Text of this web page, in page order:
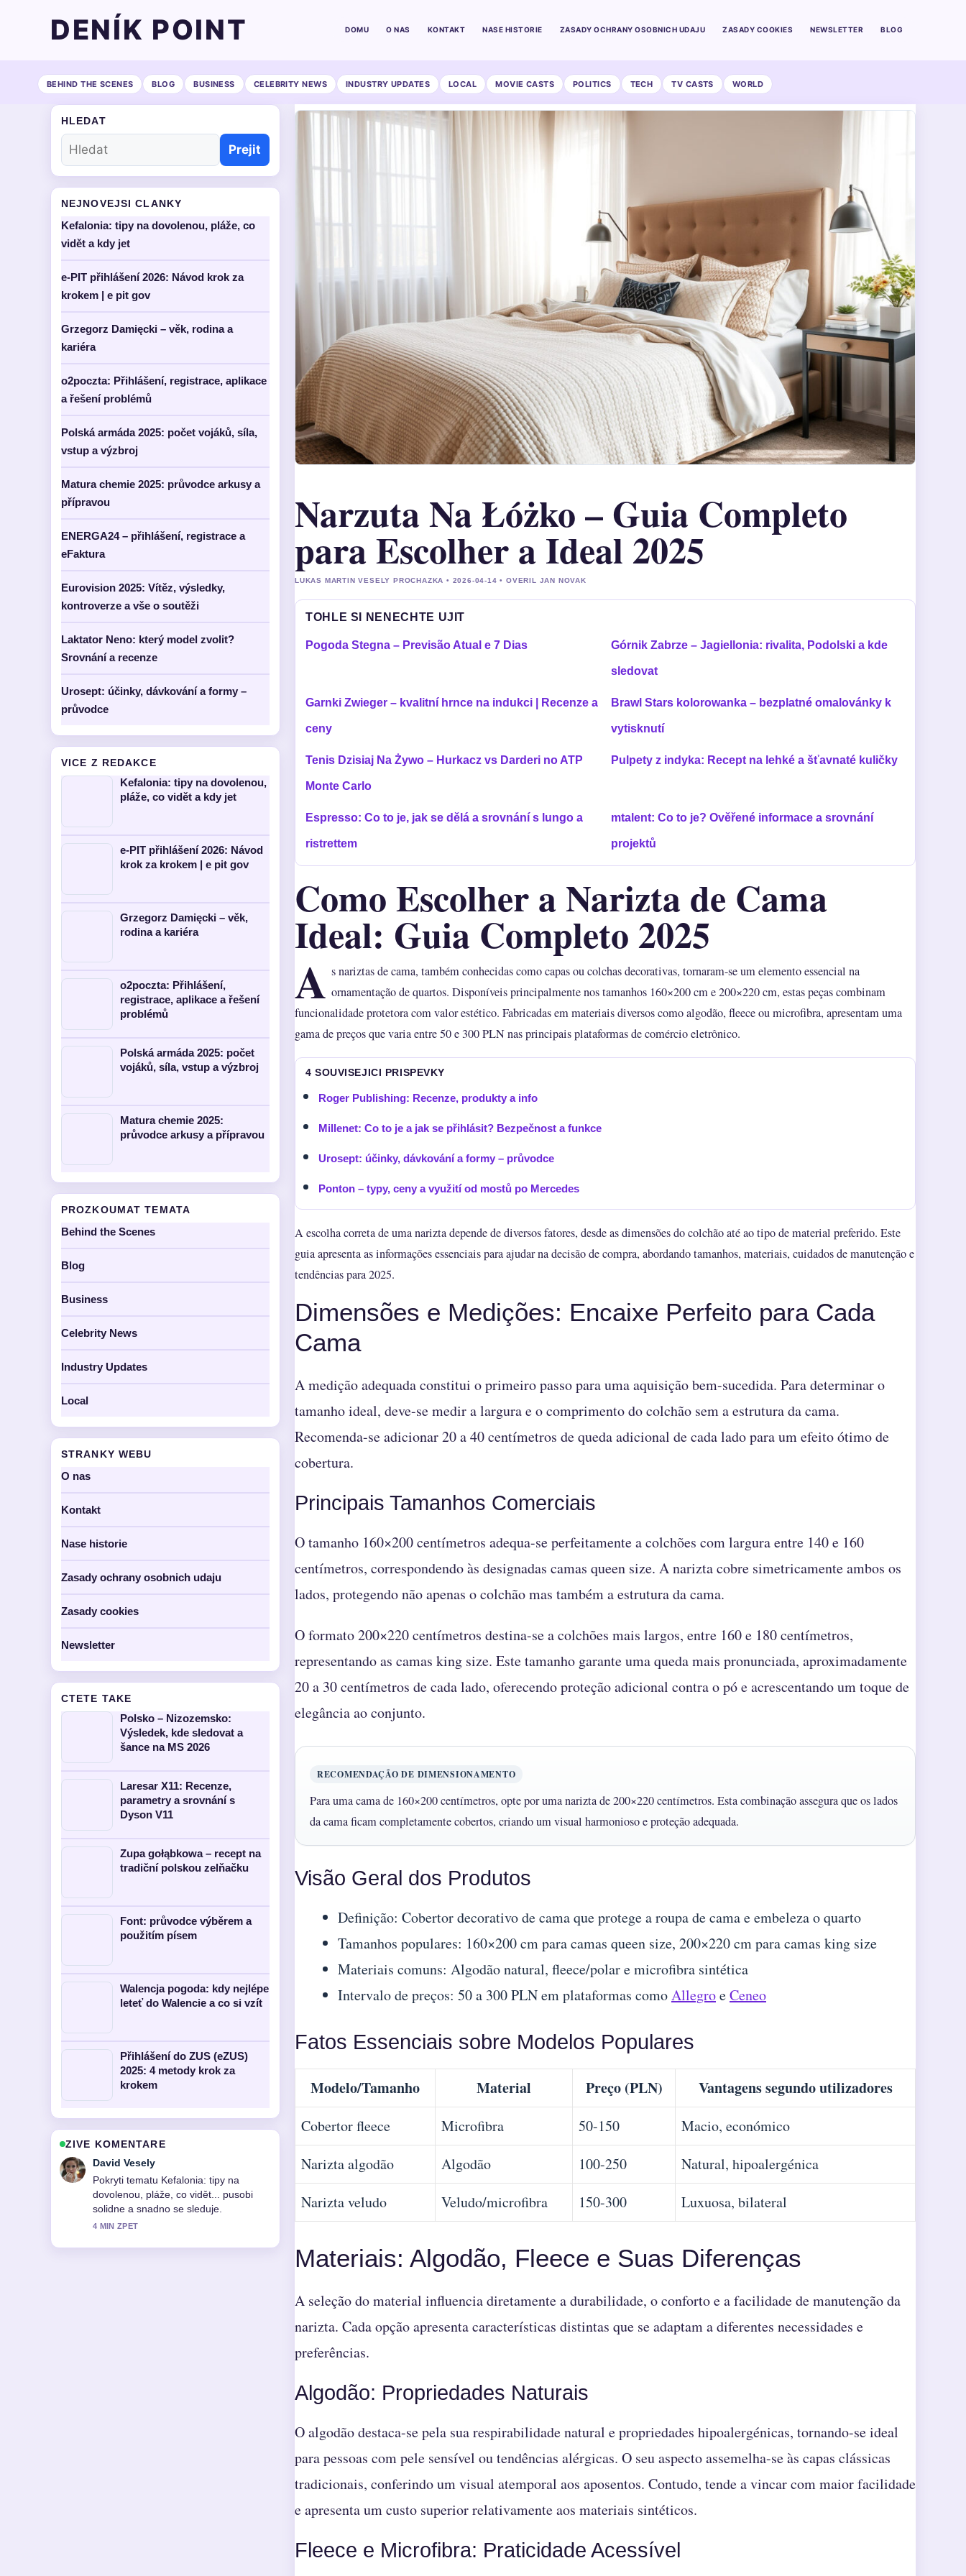
DENÍK POINT DOMU O NAS KONTAKT NASE HISTORIE ZASADY OCHRANY OSOBNICH UDAJU ZASADY COOKIES NEWSLETTER BLOG
BEHIND THE SCENES BLOG BUSINESS CELEBRITY NEWS INDUSTRY UPDATES LOCAL MOVIE CASTS POLITICS TECH TV CASTS WORLD
Narzuta Na Łóżko – Guia Completo
para Escolher a Ideal 2025
LUKAS MARTIN VESELY PROCHAZKA • 2026-04-14 • OVERIL JAN NOVAK
TOHLE SI NENECHTE UJIT
Pogoda Stegna – Previsão Atual e 7 Dias Górnik Zabrze – Jagiellonia: rivalita, Podolski a kde
sledovat
Garnki Zwieger – kvalitní hrnce na indukci | Recenze a
ceny
Brawl Stars kolorowanka – bezplatné omalovánky k
vytisknutí
Tenis Dzisiaj Na Żywo – Hurkacz vs Darderi no ATP
Monte Carlo
Pulpety z indyka: Recept na lehké a šťavnaté kuličky
Espresso: Co to je, jak se dělá a srovnání s lungo a
ristrettem
mtalent: Co to je? Ověřené informace a srovnání
projektů
Como Escolher a Narizta de Cama
Ideal: Guia Completo 2025
A s nariztas de cama, também conhecidas como capas ou colchas decorativas, tornaram-se um elemento essencial na
ornamentação de quartos. Disponíveis principalmente nos tamanhos 160×200 cm e 200×220 cm, estas peças combinam
funcionalidade protetora com valor estético. Fabricadas em materiais diversos como algodão, fleece ou microfibra, apresentam uma
gama de preços que varia entre 50 e 300 PLN nas principais plataformas de comércio eletrônico.
4 SOUVISEJICI PRISPEVKY
Roger Publishing: Recenze, produkty a info
Millenet: Co to je a jak se přihlásit? Bezpečnost a funkce
Urosept: účinky, dávkování a formy – průvodce
Ponton – typy, ceny a využití od mostů po Mercedes
A escolha correta de uma narizta depende de diversos fatores, desde as dimensões do colchão até ao tipo de material preferido. Este
guia apresenta as informações essenciais para ajudar na decisão de compra, abordando tamanhos, materiais, cuidados de manutenção e
tendências para 2025.
Dimensões e Medições: Encaixe Perfeito para Cada
Cama
A medição adequada constitui o primeiro passo para uma aquisição bem-sucedida. Para determinar o
tamanho ideal, deve-se medir a largura e o comprimento do colchão sem a estrutura da cama.
Recomenda-se adicionar 20 a 40 centímetros de queda adicional de cada lado para um efeito ótimo de
cobertura.
Principais Tamanhos Comerciais
O tamanho 160×200 centímetros adequa-se perfeitamente a colchões com largura entre 140 e 160
centímetros, correspondendo às designadas camas queen size. A narizta cobre simetricamente ambos os
lados, protegendo não apenas o colchão mas também a estrutura da cama.
O formato 200×220 centímetros destina-se a colchões mais largos, entre 160 e 180 centímetros,
representando as camas king size. Este tamanho garante uma queda mais pronunciada, aproximadamente
20 a 30 centímetros de cada lado, oferecendo proteção adicional contra o pó e acrescentando um toque de
elegância ao conjunto.
RECOMENDAÇÃO DE DIMENSIONAMENTO
Para uma cama de 160×200 centímetros, opte por uma narizta de 200×220 centímetros. Esta combinação assegura que os lados
da cama ficam completamente cobertos, criando um visual harmonioso e proteção adequada.
Visão Geral dos Produtos
Definição: Cobertor decorativo de cama que protege a roupa de cama e embeleza o quarto
Tamanhos populares: 160×200 cm para camas queen size, 200×220 cm para camas king size
Materiais comuns: Algodão natural, fleece/polar e microfibra sintética
Intervalo de preços: 50 a 300 PLN em plataformas comoAllegroeCeneo
Fatos Essenciais sobre Modelos Populares
Modelo/Tamanho Material Preço (PLN) Vantagens segundo utilizadores
Cobertor fleece Microfibra 50-150
Macio, económico
Narizta algodão
Algodão 100-250
Natural, hipoalergénica
Narizta veludo
Veludo/microfibra 150-300 Luxuosa, bilateral
Materiais: Algodão, Fleece e Suas Diferenças
A seleção do material influencia diretamente a durabilidade, o conforto e a facilidade de manutenção da
narizta. Cada opção apresenta características distintas que se adaptam a diferentes necessidades e
preferências.
Algodão: Propriedades Naturais
O algodão destaca-se pela sua respirabilidade natural e propriedades hipoalergénicas, tornando-se ideal
para pessoas com pele sensível ou tendências alérgicas. O seu aspecto assemelha-se às capas clássicas
tradicionais, conferindo um visual atemporal aos aposentos. Contudo, tende a vincar com maior facilidade
e apresenta um custo superior relativamente aos materiais sintéticos.
Fleece e Microfibra: Praticidade Acessível
HLEDAT
Prejit
NEJNOVEJSI CLANKY
Kefalonia: tipy na dovolenou, pláže, co
vidět a kdy jet
e-PIT přihlášení 2026: Návod krok za
krokem | e pit gov
Grzegorz Damięcki – věk, rodina a
kariéra
o2poczta: Přihlášení, registrace, aplikace
a řešení problémů
Polská armáda 2025: počet vojáků, síla,
vstup a výzbroj
Matura chemie 2025: průvodce arkusy a
přípravou
ENERGA24 – přihlášení, registrace a
eFaktura
Eurovision 2025: Vítěz, výsledky,
kontroverze a vše o soutěži
Laktator Neno: který model zvolit?
Srovnání a recenze
Urosept: účinky, dávkování a formy –
průvodce
VICE Z REDAKCE
Kefalonia: tipy na dovolenou,
pláže, co vidět a kdy jet
e-PIT přihlášení 2026: Návod
krok za krokem | e pit gov
Grzegorz Damięcki – věk,
rodina a kariéra
o2poczta: Přihlášení,
registrace, aplikace a řešení
problémů
Polská armáda 2025: počet
vojáků, síla, vstup a výzbroj
Matura chemie 2025:
průvodce arkusy a přípravou
PROZKOUMAT TEMATA
Behind the Scenes
Blog
Business
Celebrity News
Industry Updates
Local
STRANKY WEBU
O nas
Kontakt
Nase historie
Zasady ochrany osobnich udaju
Zasady cookies
Newsletter
CTETE TAKE
Polsko – Nizozemsko:
Výsledek, kde sledovat a
šance na MS 2026
Laresar X11: Recenze,
parametry a srovnání s
Dyson V11
Zupa gołąbkowa – recept na
tradiční polskou zelňačku
Font: průvodce výběrem a
použitím písem
Walencja pogoda: kdy nejlépe
leteť do Walencie a co si vzít
Přihlášení do ZUS (eZUS)
2025: 4 metody krok za
krokem
ZIVE KOMENTARE
Anna Novakova
Vyborna verifikace kolem e-PIT
přihlášení 2026: Návod krok za
krokem.... Vic redakci by melo psat
timto stylem.